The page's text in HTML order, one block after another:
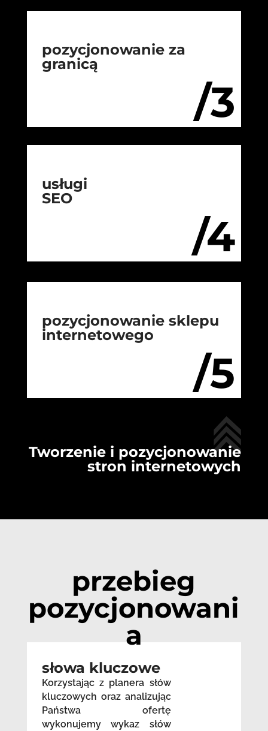
/3
pozycjonowanie za
granicą
/4
usługi
SEO
/5
pozycjonowanie sklepu
internetowego
Tworzenie i pozycjonowanie
stron internetowych
przebieg
pozycjonowani
a
słowa kluczowe
Korzystając z planera słów
kluczowych oraz analizując
Państwa ofertę
wykonujemy wykaz słów